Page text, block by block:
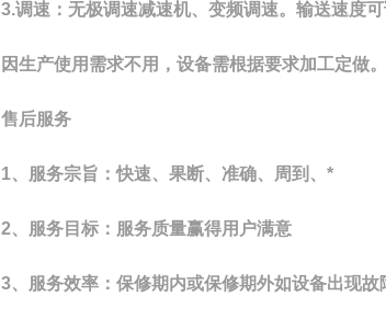
3.调速：无极调速减速机、变频调速。输送速度可
因生产使用需求不用，设备需根据要求加工定做。
售后服务
1、服务宗旨：快速、果断、准确、周到、*
2、服务目标：服务质量赢得用户满意
3、服务效率：保修期内或保修期外如设备出现